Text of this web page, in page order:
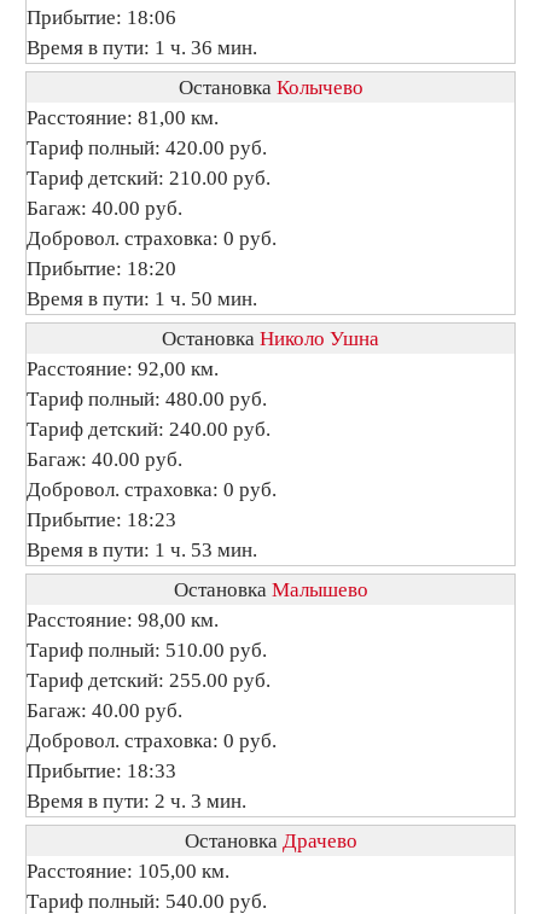
Прибытие: 18:06
Время в пути: 1 ч. 36 мин.
Остановка Колычево
Расстояние: 81,00 км.
Тариф полный: 420.00 руб.
Тариф детский: 210.00 руб.
Багаж: 40.00 руб.
Добровол. страховка: 0 руб.
Прибытие: 18:20
Время в пути: 1 ч. 50 мин.
Остановка Николо Ушна
Расстояние: 92,00 км.
Тариф полный: 480.00 руб.
Тариф детский: 240.00 руб.
Багаж: 40.00 руб.
Добровол. страховка: 0 руб.
Прибытие: 18:23
Время в пути: 1 ч. 53 мин.
Остановка Малышево
Расстояние: 98,00 км.
Тариф полный: 510.00 руб.
Тариф детский: 255.00 руб.
Багаж: 40.00 руб.
Добровол. страховка: 0 руб.
Прибытие: 18:33
Время в пути: 2 ч. 3 мин.
Остановка Драчево
Расстояние: 105,00 км.
Тариф полный: 540.00 руб.